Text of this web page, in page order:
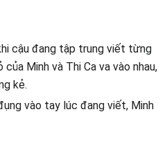
cậu đang tập trung viết từng
Minh và Thi Ca va vào nhau,
kẻ.
vào tay lúc đang viết, Minh